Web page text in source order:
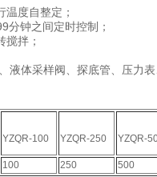
度自整定；
分钟之间定时控制；
拌；
液体采样阀、探底管、压力
YZQR-100 YZQR-250 YZQR-
100 250
500